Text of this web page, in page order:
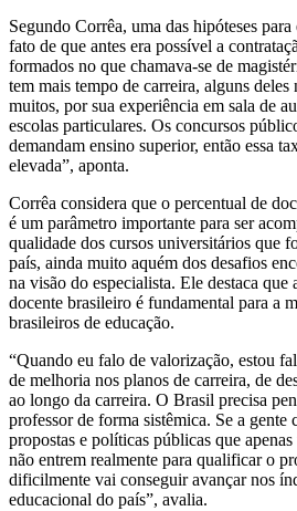
Segundo Corrêa, uma das hipóteses
fato de que antes era possível a
formados no que chamava-se de
tem mais tempo de carreira, alguns
muitos, por sua experiência em sala de
escolas particulares. Os concursos
demandam ensino superior, então essa
elevada”, aponta.
Corrêa considera que o percentual de
é um parâmetro importante para ser
qualidade dos cursos universitários que
país, ainda muito aquém dos desafios
na visão do especialista. Ele destaca
docente brasileiro é fundamental para a
brasileiros de educação.
“Quando eu falo de valorização, estou
de melhoria nos planos de carreira, de
ao longo da carreira. O Brasil precisa
professor de forma sistêmica. Se a gente
propostas e políticas públicas que
não entrem realmente para qualificar o
dificilmente vai conseguir avançar nos
educacional do país”, avalia.